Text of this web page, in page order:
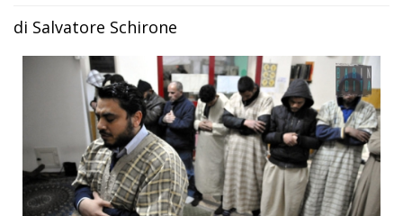
di Salvatore Schirone